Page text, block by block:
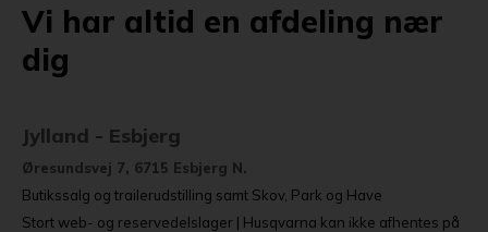
Vi har altid en afdeling nær
dig
Jylland - Esbjerg
Øresundsvej 7, 6715 Esbjerg N.
Butikssalg og trailerudstilling samt Skov, Park og Have
Stort web- og reservedelslager | Husqvarna kan ikke afhentes på